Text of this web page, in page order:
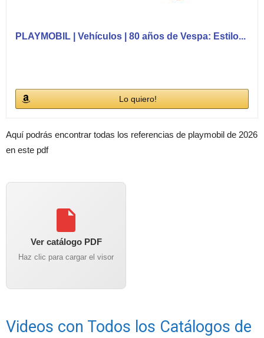
PLAYMOBIL | Vehículos | 80 años de Vespa: Estilo...
Lo quiero!
Aquí podrás encontrar todas los referencias de playmobil de 2026
en este pdf
Ver catálogo PDF
Haz clic para cargar el visor
Videos con Todos los Catálogos de